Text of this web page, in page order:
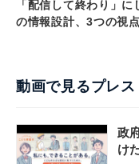
「配信して終わり」
の情報設計、3つの視点
動画で見るプレス
政
け